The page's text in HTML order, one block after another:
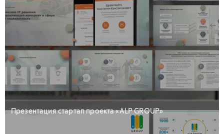
Презентация стартап проекта «ALP GROUP»